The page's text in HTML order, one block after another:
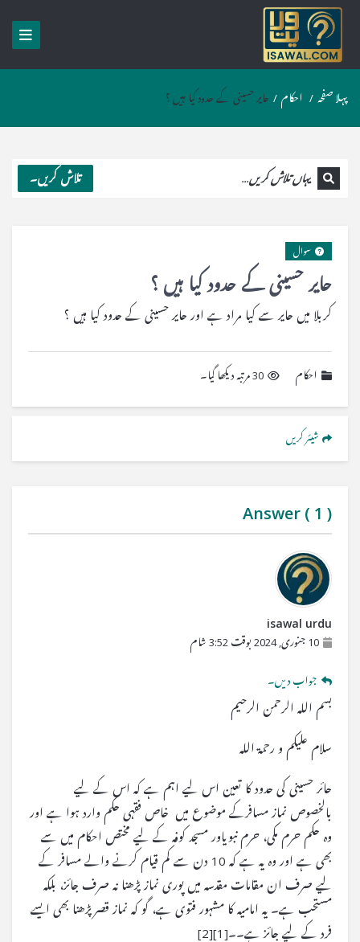
پہلا صفحہ / احکام / حایر حسینی کے حدود کیا ہیں ؟
تلاش کریں۔
حایر حسینی کے حدود کیا ہیں ؟
سوال
کربلا میں حایر سے کیا مراد ہے اور حایر حسینی کے حدود کیا ہیں ؟
احکام 30 مرتبہ دیکھا گیا۔
شیئر کریں
Answer ( 1 )
isawal urdu
10 جنوری, 2024 بوقت 3:52 شام
جواب دیں۔
بسم اللہ الرحمن الرحیم
سلام علیکم و رحمۃ اللہ
حائر حسینی کی حدود کا تعین اس لیے اہم ہے کہ اس کے لیے ـ
بالخصوص نماز مسافرکے موضوع میں ـ خاص فقہی حکم وارد ہوا ہے اور
وہ حکم حرم مکی، حرم نبویاور مسجد کوفہ کے لیے مختص احکام میں سے
بھی ہے اور وہ یہ ہے کہ 10 دن سے کم قیام کرنے والے مسافر کے
لیے صرف ان مقامات مقدسہ میں پوری نماز پڑھنا نہ صرف جائز، بلکہ
مستحب ہے۔ یہ امامیہ کا مشہور فتوی ہے، گو کہ نماز قصرپڑھنا بھی ایسے
فرد کے لیے جائز ہے۔۔[1][2]